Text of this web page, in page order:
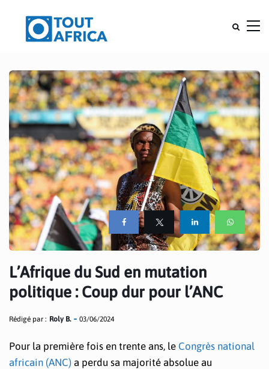
L’Afrique du Sud en mutation
politique : Coup dur pour l’ANC
Rédigé par : Roly B. 03/06/2024
Pour la première fois en trente ans, le Congrès national
africain (ANC) a perdu sa majorité absolue au